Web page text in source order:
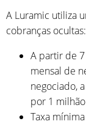
A Luramic utiliza
cobranças ocultas:
A partir de
mensal de
negociado,
por 1
Taxa